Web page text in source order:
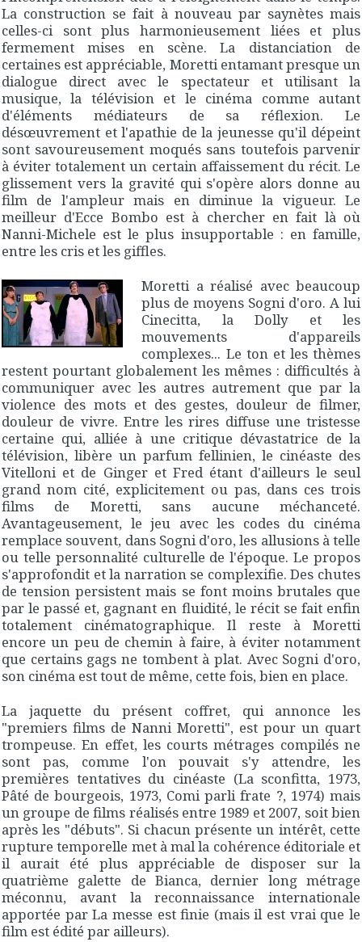
La construction se fait à nouveau par saynètes mais
celles-ci sont plus harmonieusement liées et plus
fermement mises en scène. La distanciation de
certaines est appréciable, Moretti entamant presque un
dialogue direct avec le spectateur et utilisant la
musique, la télévision et le cinéma comme autant
d'éléments médiateurs de sa réflexion. Le
désœuvrement et l'apathie de la jeunesse qu'il dépeint
sont savoureusement moqués sans toutefois parvenir
à éviter totalement un certain affaissement du récit. Le
glissement vers la gravité qui s'opère alors donne au
film de l'ampleur mais en diminue la vigueur. Le
meilleur d'Ecce Bombo est à chercher en fait là où
Nanni-Michele est le plus insupportable : en famille,
entre les cris et les giffles.
Moretti a réalisé avec beaucoup
plus de moyens Sogni d'oro. A lui
Cinecitta, la Dolly et les
mouvements d'appareils
complexes... Le ton et les thèmes
restent pourtant globalement les mêmes : difficultés à
communiquer avec les autres autrement que par la
violence des mots et des gestes, douleur de filmer,
douleur de vivre. Entre les rires diffuse une tristesse
certaine qui, alliée à une critique dévastatrice de la
télévision, libère un parfum fellinien, le cinéaste des
Vitelloniet de Ginger et Fred étant d'ailleurs le seul
grand nom cité, explicitement ou pas, dans ces trois
films de Moretti, sans aucune méchanceté.
Avantageusement, le jeu avec les codes du cinéma
remplace souvent, dans Sogni d'oro, les allusions à telle
ou telle personnalité culturelle de l'époque. Le propos
s'approfondit et la narration se complexifie. Des chutes
de tension persistent mais se font moins brutales que
par le passé et, gagnant en fluidité, le récit se fait enfin
totalement cinématographique. Il reste à Moretti
encore un peu de chemin à faire, à éviter notamment
que certains gags ne tombent à plat. Avec Sogni d'oro,
son cinéma est tout de même, cette fois, bien en place.
La jaquette du présent coffret, qui annonce les
"premiers films de Nanni Moretti", est pour un quart
trompeuse. En effet, les courts métrages compilés ne
sont pas, comme l'on pouvait s'y attendre, les
premières tentatives du cinéaste (La sconfitta, 1973,
Pâté de bourgeois, 1973, Comi parli frate ?, 1974) mais
un groupe de films réalisés entre 1989 et 2007, soit bien
après les "débuts". Si chacun présente un intérêt, cette
rupture temporelle met à mal la cohérence éditoriale et
il aurait été plus appréciable de disposer sur la
quatrième galette de Bianca, dernier long métrage
méconnu, avant la reconnaissance internationale
apportée parLa messe est finie (mais il est vrai que le
film est édité par ailleurs).